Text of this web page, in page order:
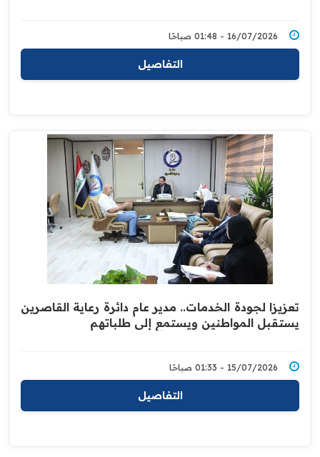
16/07/2026 - 01:48 صباحًا
التفاصيل
تعزيزا لجودة الخدمات.. مدير عام دائرة رعاية القاصرين
يستقبل المواطنين ويستمع إلى طلباتهم
15/07/2026 - 01:33 صباحًا
التفاصيل